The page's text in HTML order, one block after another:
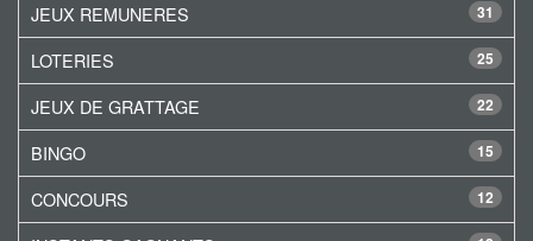
31
JEUX REMUNERES
25
LOTERIES
22
JEUX DE GRATTAGE
15
BINGO
12
CONCOURS